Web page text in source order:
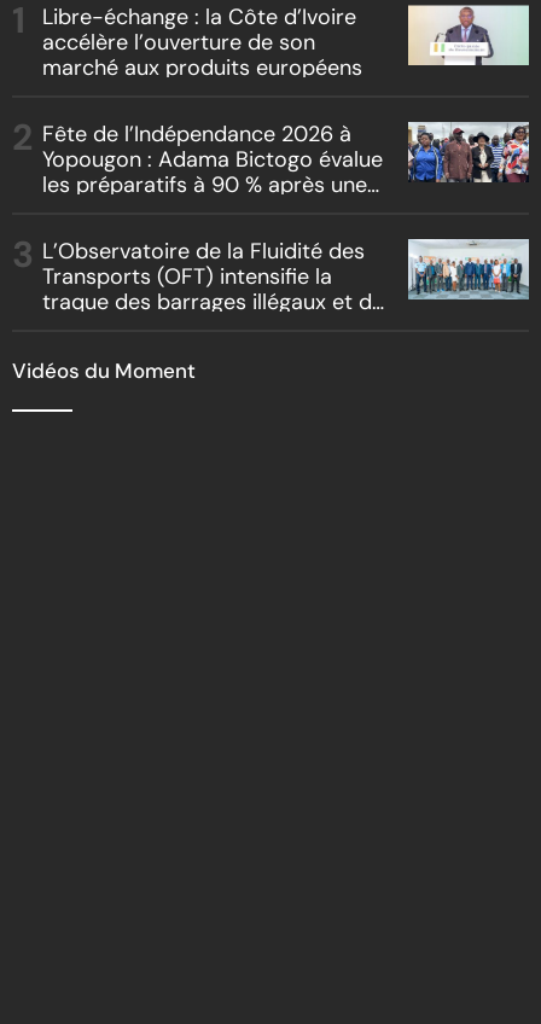
Libre-échange : la Côte d’Ivoire
accélère l’ouverture de son
marché aux produits européens
Fête de l’Indépendance 2026 à
Yopougon : Adama Bictogo évalue
les préparatifs à 90 % après une
L’Observatoire de la Fluidité des
Transports (OFT) intensifie la
traque des barrages illégaux et du
Vidéos du Moment